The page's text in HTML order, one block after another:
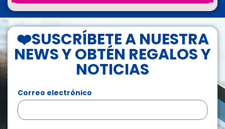
❤️SUSCRÍBETE A NUESTRA
NEWS Y OBTÉN REGALOS Y
NOTICIAS
Correo electrónico